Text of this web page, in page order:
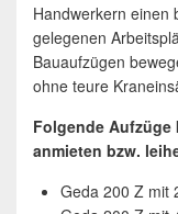
Handwerkern einen
gelegenen
Bauaufzügen
ohne teure
Folgende
anmieten bzw.
Geda 200 Z mit